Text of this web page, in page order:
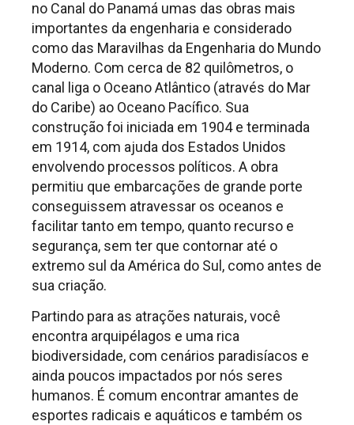
no Canal do Panamá umas das obras mais
importantes da engenharia e considerado
como das Maravilhas da Engenharia do Mundo
Moderno. Com cerca de 82 quilômetros, o
canal liga o Oceano Atlântico (através do Mar
do Caribe) ao Oceano Pacífico. Sua
construção foi iniciada em 1904 e terminada
em 1914, com ajuda dos Estados Unidos
envolvendo processos políticos. A obra
permitiu que embarcações de grande porte
conseguissem atravessar os oceanos e
facilitar tanto em tempo, quanto recurso e
segurança, sem ter que contornar até o
extremo sul da América do Sul, como antes de
sua criação.
Partindo para as atrações naturais, você
encontra arquipélagos e uma rica
biodiversidade, com cenários paradisíacos e
ainda poucos impactados por nós seres
humanos. É comum encontrar amantes de
esportes radicais e aquáticos e também os